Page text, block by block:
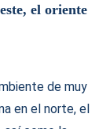
el oriente
de muy
en el norte, el